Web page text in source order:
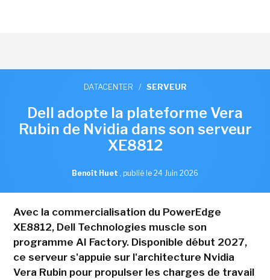
DATACENTER / SERVEUR
Dell adopte la plateforme Vera
Rubin de Nvidia dans son serveur
XE8812
Benoît Huet , publié le 24 Juin 2026
Avec la commercialisation du PowerEdge
XE8812, Dell Technologies muscle son
programme AI Factory. Disponible début 2027,
ce serveur s'appuie sur l'architecture Nvidia
Vera Rubin pour propulser les charges de travail